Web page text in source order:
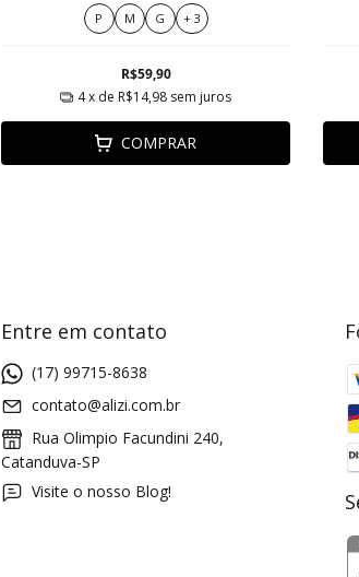
P M G + 3
R$59,90
4x de R$14,98 sem juros
COMPRAR
Entre em contato
(17) 99715-8638
contato@alizi.com.br
Rua Olimpio Facundini 240,
Catanduva-SP
Visite o nosso Blog!